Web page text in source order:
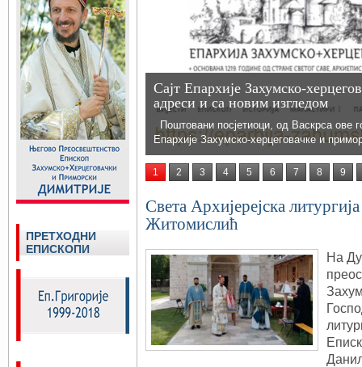
Сајт Епархије Захумско-
адреси и са новим изгледом
Поштовани посјетиоци, од Васкрса ове
Епархије Захумско-херцеговачке и
1 2 3 4 5 6 7 8 9
Света Архијерејска
Житомислић
На
ПРЕТХОДНИ
ЕПИСКОПИ